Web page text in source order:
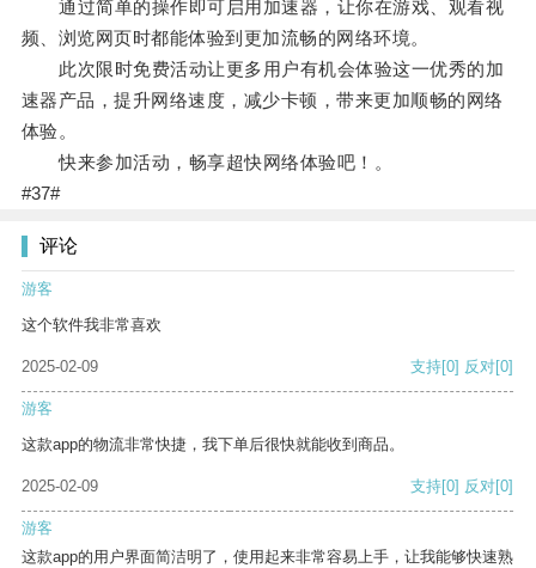
通过简单的操作即可启用加速器，让你在游戏、观看视
频、浏览网页时都能体验到更加流畅的网络环境。
此次限时免费活动让更多用户有机会体验这一优秀的加
速器产品，提升网络速度，减少卡顿，带来更加顺畅的网络
体验。
快来参加活动，畅享超快网络体验吧！。
#37#
评论
游客
这个软件我非常喜欢
2025-02-09 支持[0] 反对[0]
游客
这款app的物流非常快捷，我下单后很快就能收到商品。
2025-02-09 支持[0] 反对[0]
游客
这款app的用户界面简洁明了，使用起来非常容易上手，让我能够快速熟